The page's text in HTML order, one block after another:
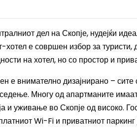
дел на Скопје, нудејќи
е совршен избор за туристи,
на хотел, но со простор и
е внимателно дизајнирано – сите
Многу од апартманите
и уживање во Скопје од високо.
Wi-Fi и приватниот паркинг